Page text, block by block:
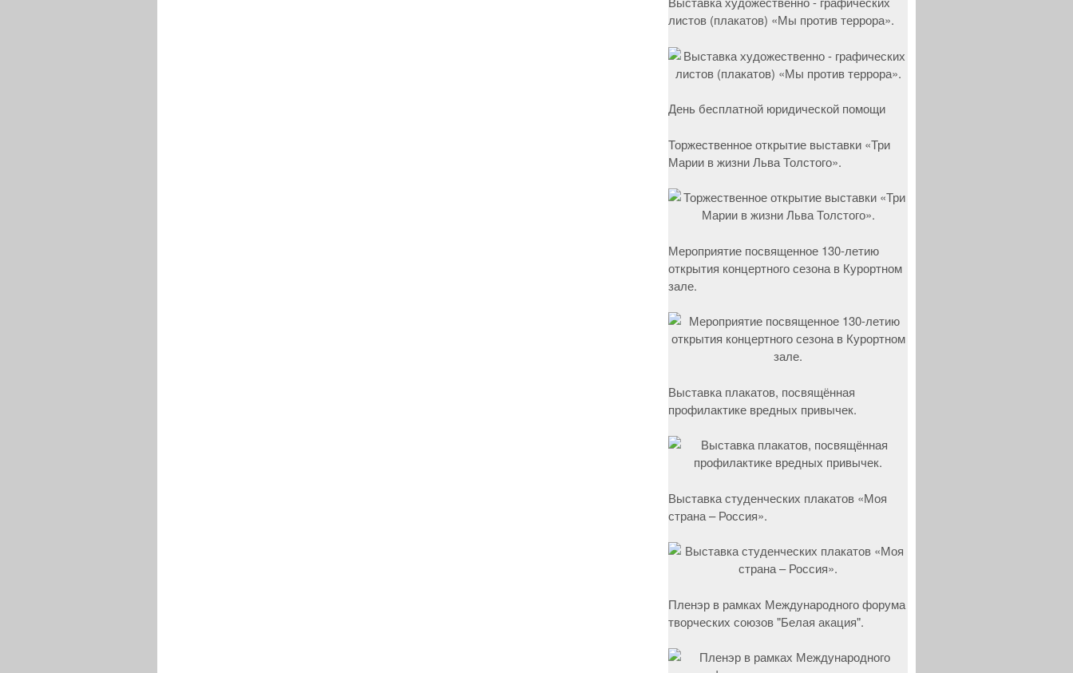
листов (плакатов) «Мы против террора».
День бесплатной юридической помощи
Торжественное открытие выставки «Три
Марии в жизни Льва Толстого».
Мероприятие посвященное 130-летию
открытия концертного сезона в Курортном
зале.
Выставка плакатов, посвящённая
профилактике вредных привычек.
Выставка студенческих плакатов «Моя
страна – Россия».
Пленэр в рамках Международного форума
творческих союзов "Белая акация".